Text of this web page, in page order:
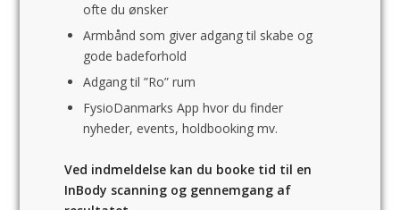
ofte du ønsker
Armbånd som giver adgang til skabe og
gode badeforhold
Adgang til ”Ro” rum
FysioDanmarks App hvor du finder
nyheder, events, holdbooking mv.
Ved indmeldelse kan du booke tid til en
InBody scanning og gennemgang af